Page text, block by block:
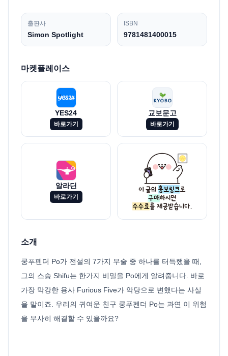
출판사
Simon Spotlight
ISBN
9781481400015
마켓플레이스
YES24
바로가기
교보문고
바로가기
알라딘
바로가기
소개
쿵푸펜더 Po가 전설의 7가지 무술 중 하나를 터득했을 때,
그의 스승 Shifu는 한가지 비밀을 Po에게 알려줍니다. 바로
가장 막강한 용사 Furious Five가 악당으로 변했다는 사실
을 말이죠. 우리의 귀여운 친구 쿵푸펜더 Po는 과연 이 위험
을 무사히 해결할 수 있을까요?